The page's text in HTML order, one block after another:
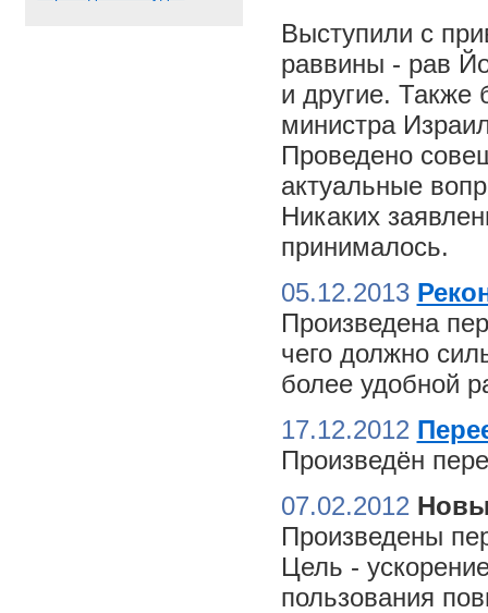
Выступили с
раввины - рав
и другие. Также
министра
Проведено
актуальные
Никаких
принималось.
05.12.2013
Произведена
чего должно
более удобной
17.12.2012
Произведён
07.02.2012
Произведены
Цель -
пользования